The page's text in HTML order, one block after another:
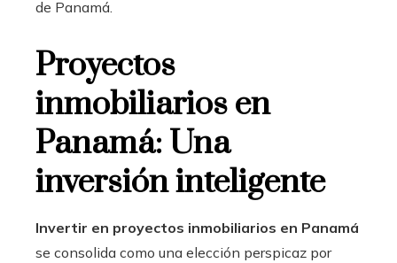
de Panamá.
Proyectos
inmobiliarios en
Panamá: Una
inversión inteligente
Invertir en proyectos inmobiliarios en Panamá
se consolida como una elección perspicaz por